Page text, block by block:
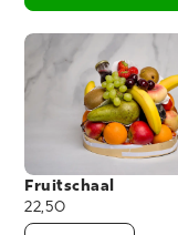
Fruitschaal
22,50